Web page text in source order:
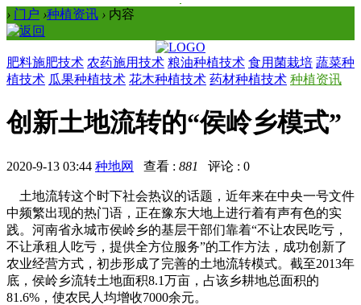
› 门户 ›种植资讯 › 内容
肥料施肥技术 农药施用技术 粮油种植技术 食用菌栽培 蔬菜种
植技术 瓜果种植技术 花木种植技术 药材种植技术 种植资讯
创新土地流转的“侯岭乡模式”
2020-9-13 03:44 种地网 查看 : 881 评论 : 0
土地流转这个时下社会热议的话题，近年来在中央一号文件
中频繁出现的热门语，正在豫东大地上进行着有声有色的实
践。河南省永城市侯岭乡的基层干部们靠着“不让农民吃亏，
不让承租人吃亏，提供全方位服务”的工作方法，成功创新了
农业经营方式，初步形成了完善的土地流转模式。截至2013年
底，侯岭乡流转土地面积8.1万亩，占该乡耕地总面积的
81.6%，使农民人均增收7000余元。